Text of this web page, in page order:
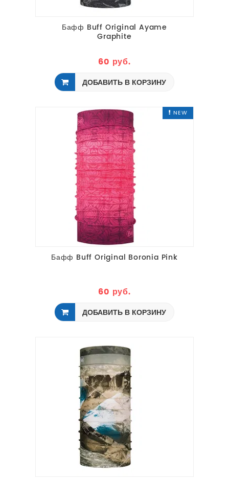
Бафф Buff Original Ayame
Graphite
60 руб.
ДОБАВИТЬ В КОРЗИНУ
NEW
Бафф Buff Original Boronia Pink
60 руб.
ДОБАВИТЬ В КОРЗИНУ